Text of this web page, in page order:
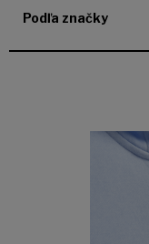
Podľa značky